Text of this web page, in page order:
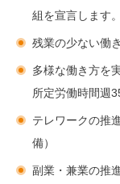
組を宣言します。
残業の少ない働
多様な働き方を
所定労働時間週
テレワークの推
備）
副業・兼業の推